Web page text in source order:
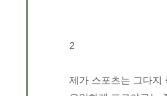
2
제가 스포츠는 그다지